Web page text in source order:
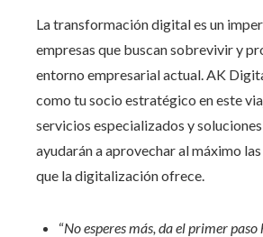
La transformación digital es un
empresas que buscan sobrevivir y
entorno empresarial actual. AK
como tu socio estratégico en este
servicios especializados y
ayudarán a aprovechar al máximo
que la digitalización ofrece.
“No esperes más, da el primer